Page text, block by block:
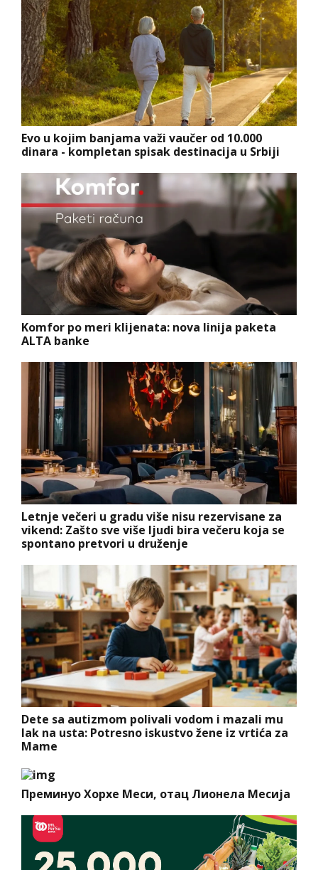
Evo u kojim banjama važi vaučer od 10.000
dinara - kompletan spisak destinacija u Srbiji
Komfor po meri klijenata: nova linija paketa
ALTA banke
Letnje večeri u gradu više nisu rezervisane za
vikend: Zašto sve više ljudi bira večeru koja se
spontano pretvori u druženje
Dete sa autizmom polivali vodom i mazali mu
lak na usta: Potresno iskustvo žene iz vrtića za
Mame
Преминуо Хорхе Меси, отац Лионела Месија